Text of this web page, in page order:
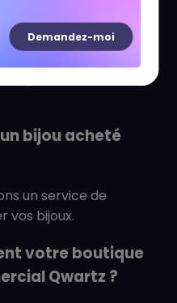
de bijoux ?
de vos bijoux, y
et la remise en
bijou acheté
un service de
vos bijoux.
votre boutique
Qwartz ?
Demandez-moi